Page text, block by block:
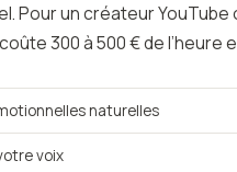
Pour un créateur YouTube
300 à 500 € de l’heure
naturelles
voix